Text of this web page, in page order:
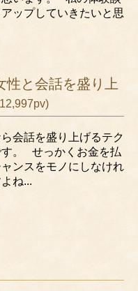
ップしていきたいと思
性と会話を盛り上
会話を盛り上げるテク
す。 せっかくお金を払
ンスをモノにしなけれ
ね...